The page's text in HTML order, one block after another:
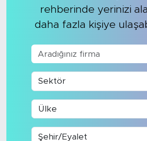
rehberinde yerinizi
daha fazla kişiye
Sağlık
Sağlık Turizmi
Sanat
Teknoloji
Son Dakika Haberleri
Haber Arşivi